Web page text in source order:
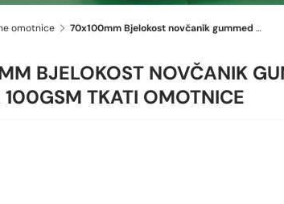
omotnice 70x100mm Bjelokost novčanik gummed običan 100gsm tkati omotnice
BJELOKOST NOVČANIK
TKATI OMOTNICE